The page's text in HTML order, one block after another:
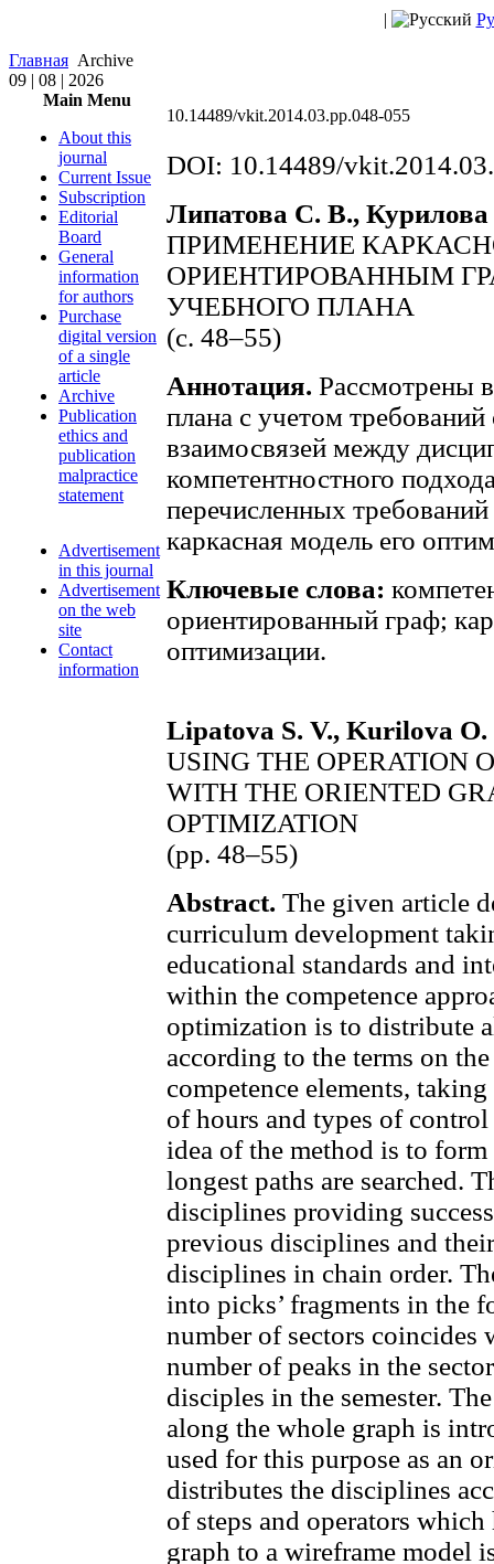
|
Главная Archive
09 | 08 | 2026
Main Menu
About this
journal
Current Issue
Subscription
Editorial
Board
General
information
for authors
Purchase
digital version
of a single
article
Archive
Publication
ethics and
publication
malpractice
statement
Advertisement
in this journal
Advertisement
on the web
site
Contact
information
10.14489/vkit.2014.03.pp.048-055
DOI: 10.14489/
Липатова С. В.,
ПРИМЕНЕНИЕ
ОРИЕНТИРОВАННЫМ
УЧЕБНОГО ПЛАНА
(с. 48–55)
Аннотация. Рассмотрены
плана с учетом
взаимосвязей между
компетентностного
перечисленных
каркасная модель его
Ключевые слова:
ориентированный граф;
оптимизации.
Lipatova S. V., Kurilova
USING THE OPERATION
WITH THE ORIENTED
OPTIMIZATION
(pp. 48–55)
Abstract. The given article
curriculum development
educational standards and
within the competence
optimization is to distribute
according to the terms on
competence elements,
of hours and types of
idea of the method is to
longest paths are searched.
disciplines providing
previous disciplines and
disciplines in chain order.
into picks’ fragments in the
number of sectors coincides
number of peaks in the
disciples in the semester.
along the whole graph is
used for this purpose as an
distributes the disciplines
of steps and operators
graph to a wireframe model